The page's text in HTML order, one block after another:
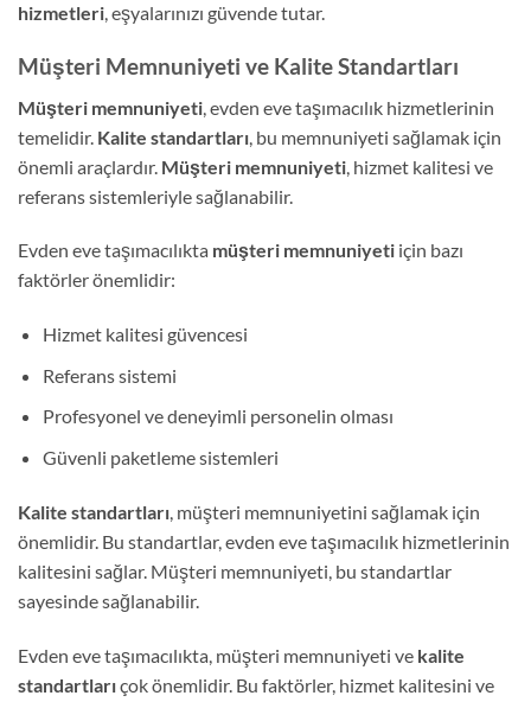
hizmetleri, eşyalarınızı güvende tutar.
Müşteri Memnuniyeti ve Kalite Standartları
Müşteri memnuniyeti , evden eve taşımacılık hizmetlerinin
temelidir. Kalite standartları , bu memnuniyeti sağlamak için
önemli araçlardır. Müşteri memnuniyeti , hizmet kalitesi ve
referans sistemleriyle sağlanabilir.
Evden eve taşımacılıkta müşteri memnuniyeti için bazı
faktörler önemlidir:
Hizmet kalitesi güvencesi
Referans sistemi
Profesyonel ve deneyimli personelin olması
Güvenli paketleme sistemleri
Kalite standartları , müşteri memnuniyetini sağlamak için
önemlidir. Bu standartlar, evden eve taşımacılık hizmetlerinin
kalitesini sağlar. Müşteri memnuniyeti, bu standartlar
sayesinde sağlanabilir.
Evden eve taşımacılıkta, müşteri memnuniyeti ve kalite
standartlarıçok önemlidir. Bu faktörler, hizmet kalitesini ve